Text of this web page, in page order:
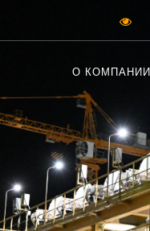
О КОМПАНИИ